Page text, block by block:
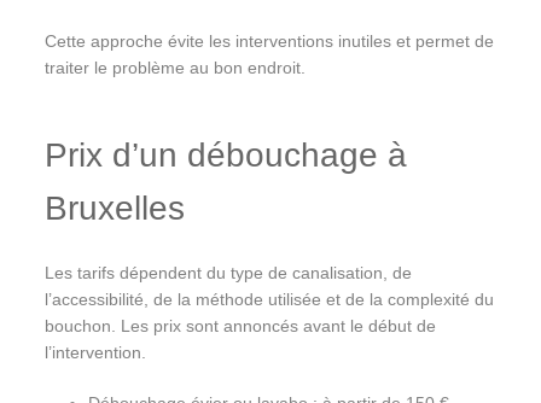
Cette approche évite les interventions inutiles et permet de
traiter le problème au bon endroit.
Prix d’un débouchage à
Bruxelles
Les tarifs dépendent du type de canalisation, de
l’accessibilité, de la méthode utilisée et de la complexité du
bouchon. Les prix sont annoncés avant le début de
l’intervention.